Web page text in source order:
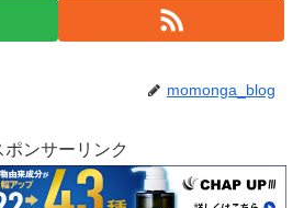
momonga_blog
ポンサーリンク